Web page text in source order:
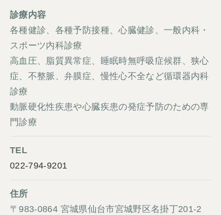
診療内容
各種健診、各種予防接種、心臓健診、一般内科・
スポーツ内科診療
高血圧、脂質異常症、睡眠時無呼吸症候群、狭心
症、不整脈、弁膜症、慢性心不全など循環器内科
診療
動脈硬化性疾患や心臓疾患の発症予防のための専
門診療
TEL
022-794-9201
住所
〒983-0864 宮城県仙台市宮城野区名掛丁201-2